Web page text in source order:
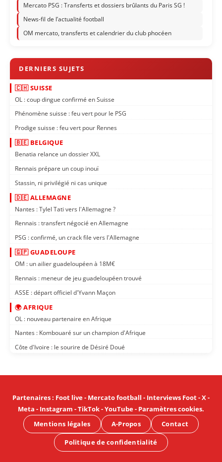
Mercato PSG : Transferts et dossiers brûlants du Paris SG !
News-fil de l’actualité football
OM mercato, transferts et calendrier du club phocéen
🇨🇭 SUISSE
OL : coup dingue confirmé en Suisse
Phénomène suisse : feu vert pour le PSG
Prodige suisse : feu vert pour Rennes
🇧🇪 BELGIQUE
Benatia relance un dossier XXL
Rennais prépare un coup inouï
Stassin, ni privilégié ni cas unique
🇩🇪 ALLEMAGNE
Nantes : Tylel Tati vers l'Allemagne ?
Rennais : transfert négocié en Allemagne
PSG : confirmé, un crack file vers l'Allemagne
🇬🇵 GUADELOUPE
OM : un ailier guadeloupéen à 18M€
Rennais : meneur de jeu guadeloupéen trouvé
ASSE : départ officiel d'Yvann Maçon
🌍 AFRIQUE
OL : nouveau partenaire en Afrique
Nantes : Kombouaré sur un champion d'Afrique
Côte d'Ivoire : le sourire de Désiré Doué
Partenaires: Foot live- Mercato football - Interviews Foot-X-
Meta - Instagram -TikTok-YouTube- Paramètres cookies.
Mentions légales
A-Propos Contact
Politique de confidentialité